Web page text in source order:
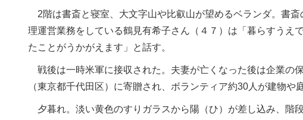
2階は書斎と寝室、大文字山や比叡山が望めるベランダ。書
理運営業務をしている鶴見有希子さん（４７）は「暮らすうえ
たことがうかがえます」と話す。
戦後は一時米軍に接収された。夫妻が亡くなった後は企業の
（東京都千代田区）に寄贈され、ボランティア約30人が建物や
夕暮れ。淡い黄色のすりガラスから陽（ひ）が差し込み、階